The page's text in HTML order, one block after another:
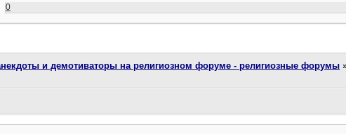
0
и демотиваторы на религиозном форуме - религиозные форумы